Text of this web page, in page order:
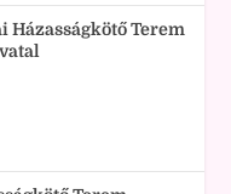
Házasságkötő Terem